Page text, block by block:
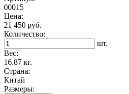
00015
Цена:
21 450 руб.
Количество:
шт.
Вес:
16.87 кг.
Страна:
Китай
Размеры: